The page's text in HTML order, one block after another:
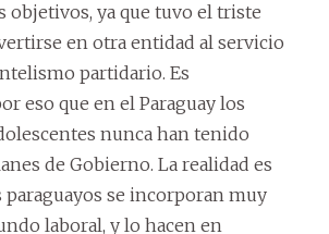
objetivos, ya que tuvo el triste
en otra entidad al servicio
partidario. Es
eso que en el Paraguay los
nunca han tenido
de Gobierno. La realidad es
paraguayos se incorporan muy
laboral, y lo hacen en